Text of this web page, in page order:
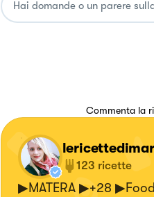
Commenta la
123 ricette
▶MATERA ▶+28